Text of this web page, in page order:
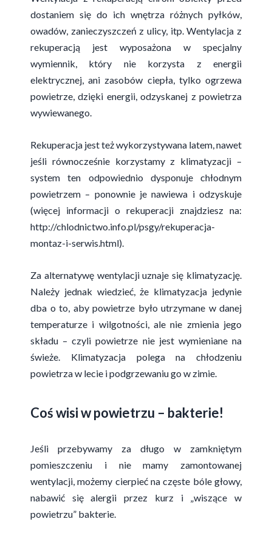
dostaniem się do ich wnętrza różnych pyłków,
owadów, zanieczyszczeń z ulicy, itp. Wentylacja z
rekuperacją jest wyposażona w specjalny
wymiennik, który nie korzysta z energii
elektrycznej, ani zasobów ciepła, tylko ogrzewa
powietrze, dzięki energii, odzyskanej z powietrza
wywiewanego.
Rekuperacja jest też wykorzystywana latem, nawet
jeśli równocześnie korzystamy z klimatyzacji –
system ten odpowiednio dysponuje chłodnym
powietrzem – ponownie je nawiewa i odzyskuje
(więcej informacji o rekuperacji znajdziesz na:
http://chlodnictwo.info.pl/psgy/rekuperacja-
montaz-i-serwis.html).
Za alternatywę wentylacji uznaje się klimatyzację.
Należy jednak wiedzieć, że klimatyzacja jedynie
dba o to, aby powietrze było utrzymane w danej
temperaturze i wilgotności, ale nie zmienia jego
składu – czyli powietrze nie jest wymieniane na
świeże. Klimatyzacja polega na chłodzeniu
powietrza w lecie i podgrzewaniu go w zimie.
Coś wisi w powietrzu – bakterie!
Jeśli przebywamy za długo w zamkniętym
pomieszczeniu i nie mamy zamontowanej
wentylacji, możemy cierpieć na częste bóle głowy,
nabawić się alergii przez kurz i „wiszące w
powietrzu” bakterie.